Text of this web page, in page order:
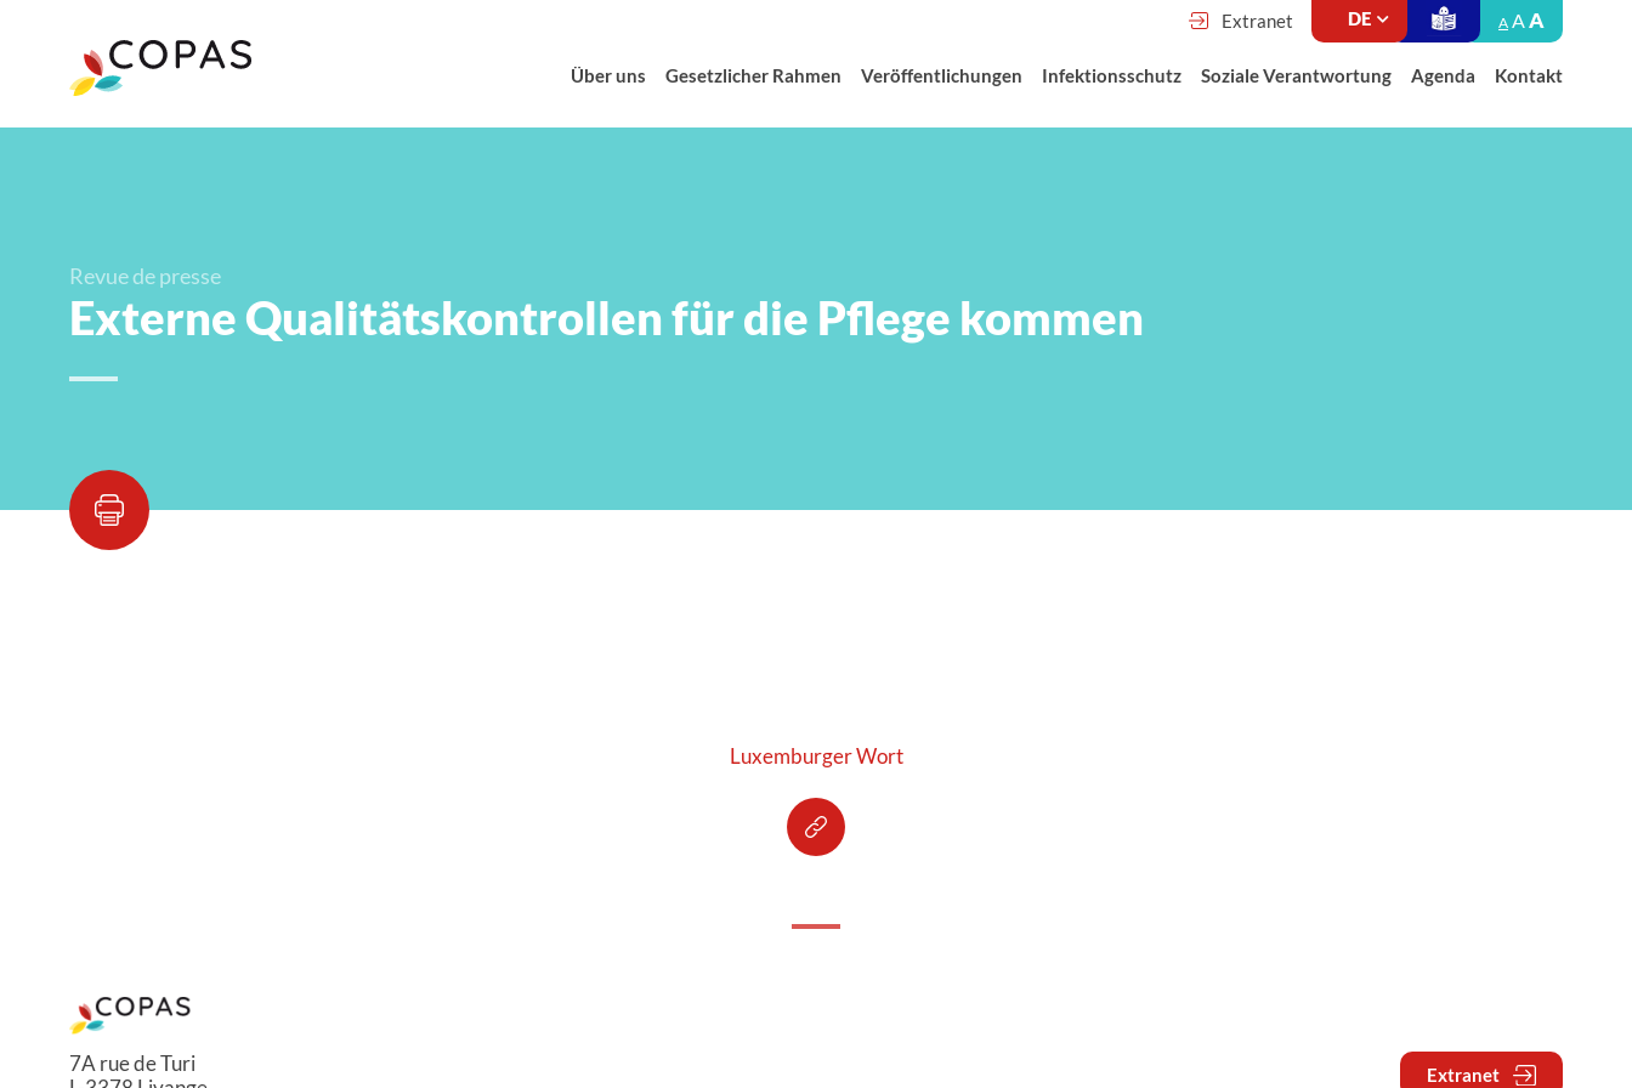
Extranet A AA
Über uns Gesetzlicher Rahmen Veröffentlichungen Infektionsschutz Soziale Verantwortung Agenda Kontakt
Revue de presse
Externe Qualitätskontrollen für die Pflege kommen
Luxemburger Wort
7A rue de Turi
Extranet